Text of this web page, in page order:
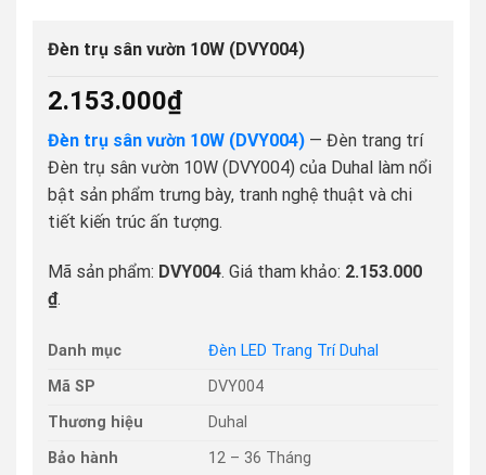
Đèn trụ sân vườn 10W (DVY004)
2.153.000₫
Đèn trụ sân vườn 10W (DVY004)— Đèn trang trí
Đèn trụ sân vườn 10W (DVY004) của Duhal làm nổi
bật sản phẩm trưng bày, tranh nghệ thuật và chi
tiết kiến trúc ấn tượng.
Mã sản phẩm: DVY004. Giá tham khảo: 2.153.000
₫.
Danh mục
Đèn LED Trang Trí Duhal
Mã SP
DVY004
Thương hiệu
Duhal
Bảo hành
12 – 36 Tháng